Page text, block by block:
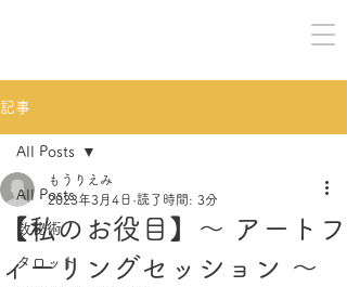
記事
All Posts
数秘術
タロット
All Posts
【私のお役目】～ アートフ
ィーリングセッション ～
もうりえみ
2023年3月4日 読了時間: 3分